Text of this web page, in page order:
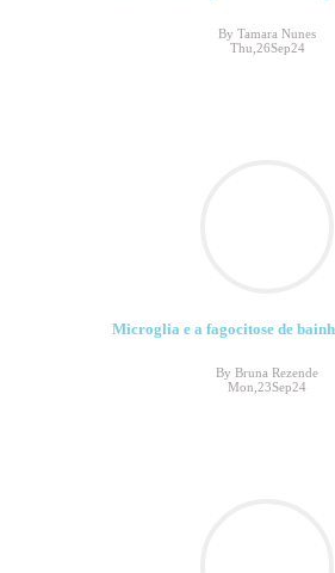
By Tamara Nunes
Thu,26Sep24
Microglia e a fagocitose de
By Bruna Rezende
Mon,23Sep24